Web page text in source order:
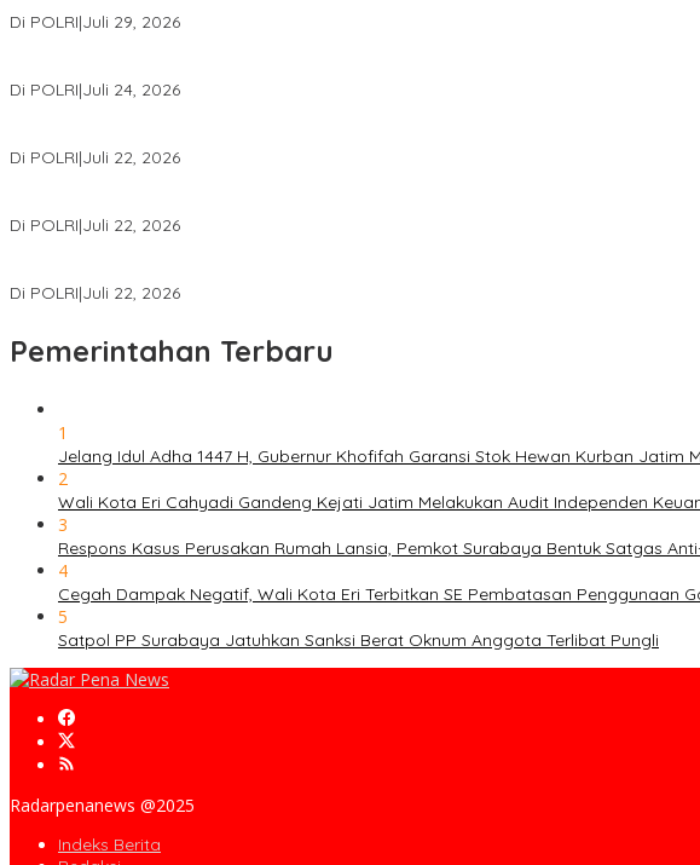
Di POLRI|Juli 29, 2026
Di POLRI|Juli 24, 2026
Di POLRI|Juli 22, 2026
Di POLRI|Juli 22, 2026
Di POLRI|Juli 22, 2026
Pemerintahan Terbaru
1
Jelang Idul Adha 1447 H, Gubernur Khofifah Garansi Stok Hewan Kurban Jatim
2
Wali Kota Eri Cahyadi Gandeng Kejati Jatim Melakukan Audit Independen
3
Respons Kasus Perusakan Rumah Lansia, Pemkot Surabaya Bentuk Satgas
4
Cegah Dampak Negatif, Wali Kota Eri Terbitkan SE Pembatasan Penggunaan
5
Satpol PP Surabaya Jatuhkan Sanksi Berat Oknum Anggota Terlibat Pungli
Radarpenanews @2025
Indeks Berita